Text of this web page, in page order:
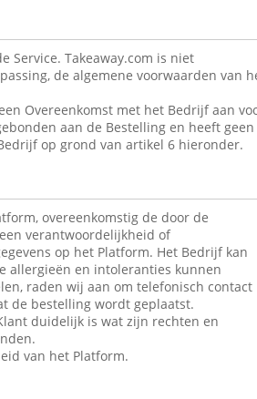
Service. Takeaway.com is niet
de algemene voorwaarden van
Overeenkomst met het Bedrijf aan
aan de Bestelling en heeft geen
op grond van artikel 6 hieronder.
overeenkomstig de door de
verantwoordelijkheid of
op het Platform. Het Bedrijf kan
allergieën en intoleranties kunnen
raden wij aan om telefonisch contact
de bestelling wordt geplaatst.
duidelijk is wat zijn rechten en
van het Platform.